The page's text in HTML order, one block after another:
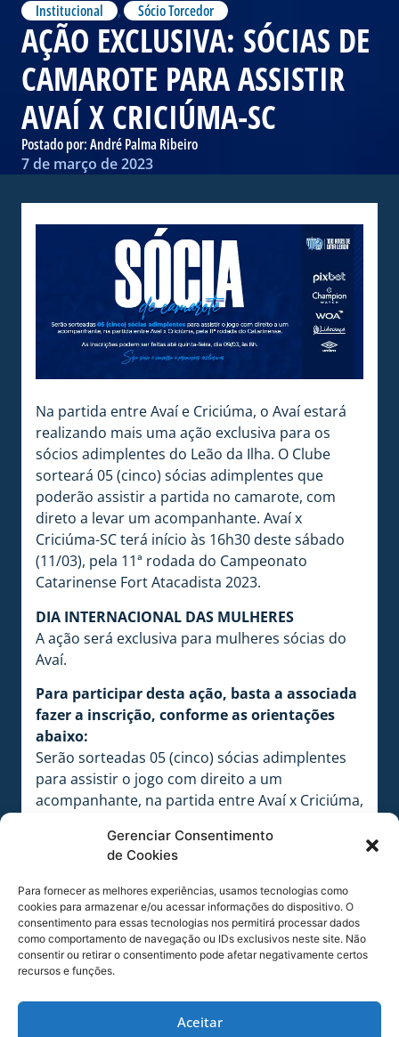
Gerenciar Consentimento
de Cookies
Para fornecer as melhores experiências, usamos tecnologias como
cookies para armazenar e/ou acessar informações do dispositivo. O
consentimento para essas tecnologias nos permitirá processar dados
como comportamento de navegação ou IDs exclusivos neste site. Não
consentir ou retirar o consentimento pode afetar negativamente certos
recursos e funções.
Aceitar
Institucional , Sócio Torcedor
AÇÃO EXCLUSIVA: SÓCIAS DE
CAMAROTE PARA ASSISTIR
AVAÍ X CRICIÚMA-SC
Postado por:André Palma Ribeiro
7 de março de 2023
Na partida entre Avaí e Criciúma, o Avaí estará
realizando mais uma ação exclusiva para os
sócios adimplentes do Leão da Ilha. O Clube
sorteará 05 (cinco) sócias adimplentes que
poderão assistir a partida no camarote, com
direto a levar um acompanhante. Avaí x
Criciúma-SC terá início às 16h30 deste sábado
(11/03), pela 11ª rodada do Campeonato
Catarinense Fort Atacadista 2023.
DIA INTERNACIONAL DAS MULHERES
A ação será exclusiva para mulheres sócias do
Avaí.
Para participar desta ação, basta a associada
fazer a inscrição, conforme as orientações
abaixo:
Serão sorteadas 05 (cinco) sócias adimplentes
para assistir o jogo com direito a um
acompanhante, na partida entre Avaí x Criciúma,
Essa é uma ação exclusiva para as sócias do Avaí
em homenagem ao dia da mulher!
As inscrições podem ser feitas até quinta-feira,
dia 09/03, às 8h.
O sorteio será realizado na quinta-feira (09/03)
pela manhã, iremos divulgar os ganhadores no
mesmo dia, ao meio dia.